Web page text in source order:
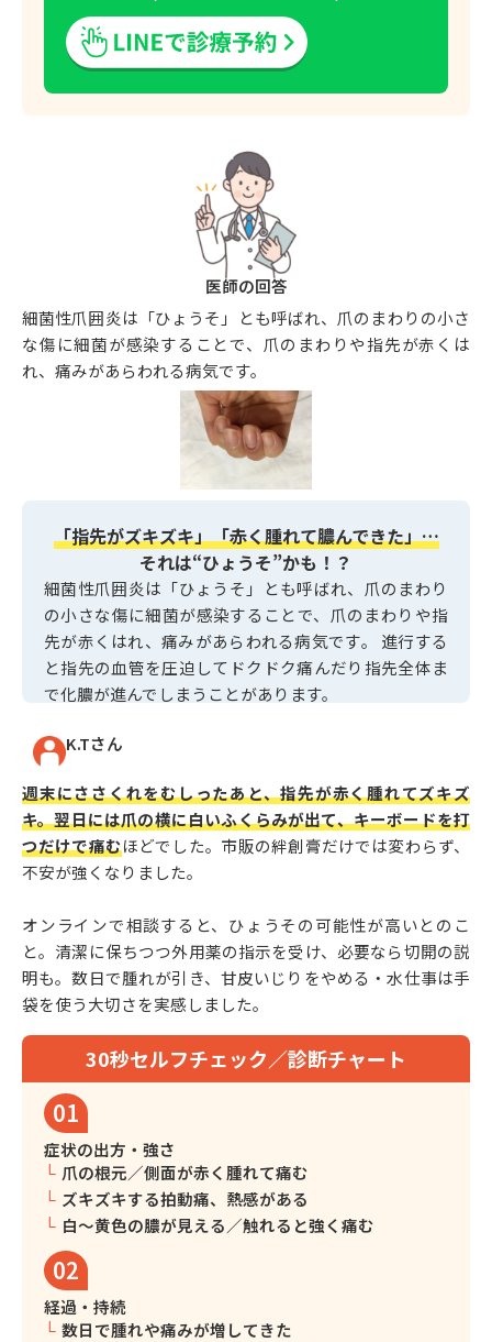
医師の回答
細菌性爪囲炎は「ひょうそ」とも呼ばれ、爪のまわりの小さ
な傷に細菌が感染することで、爪のまわりや指先が赤くは
れ、痛みがあらわれる病気です。
「指先がズキズキ」「赤く腫れて膿んできた」…
それは“ひょうそ”かも！？
細菌性爪囲炎は「ひょうそ」とも呼ばれ、爪のまわり
の小さな傷に細菌が感染することで、爪のまわりや指
先が赤くはれ、痛みがあらわれる病気です。 進行する
と指先の血管を圧迫してドクドク痛んだり指先全体ま
で化膿が進んでしまうことがあります。
K.Tさん
週末にささくれをむしったあと、指先が赤く腫れてズキズ
キ。翌日には爪の横に白いふくらみが出て、キーボードを打
つだけで痛むほどでした。市販の絆創膏だけでは変わらず、
不安が強くなりました。
オンラインで相談すると、ひょうその可能性が高いとのこ
と。清潔に保ちつつ外用薬の指示を受け、必要なら切開の説
明も。数日で腫れが引き、甘皮いじりをやめる・水仕事は手
袋を使う大切さを実感しました。
30秒セルフチェック／診断チャート
01
症状の出方・強さ
爪の根元／側面が赤く腫れて痛む
ズキズキする拍動痛、熱感がある
白〜黄色の膿が見える／触れると強く痛む
02
経過・持続
数日で腫れや痛みが増してきた